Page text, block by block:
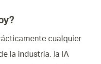
cualquier
la industria, la IA